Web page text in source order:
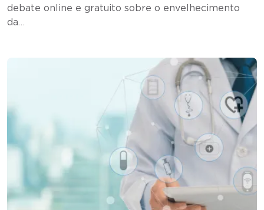
debate online e gratuito sobre o envelhecimento
da…